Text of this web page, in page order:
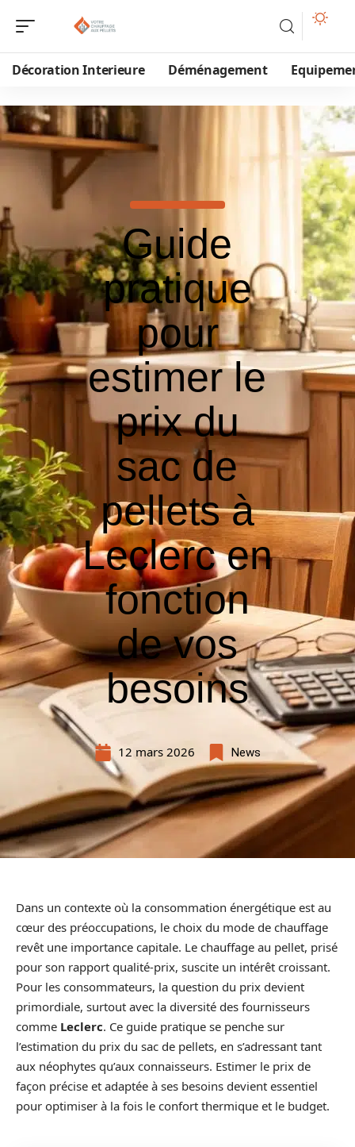
Décoration Interieure Déménagement
Guide
pratique
pour
estimer le
prix du
sac de
pellets à
Leclerc en
fonction
de vos
besoins
12 mars 2026 News
Dans un contexte où la consommation énergétique est au
cœur des préoccupations, le choix du mode de chauffage
revêt une importance capitale. Le chauffage au pellet, prisé
pour son rapport qualité-prix, suscite un intérêt croissant.
Pour les consommateurs, la question du prix devient
primordiale, surtout avec la diversité des fournisseurs
comme Leclerc. Ce guide pratique se penche sur
l’estimation du prix du sac de pellets, en s’adressant tant
aux néophytes qu’aux connaisseurs. Estimer le prix de
façon précise et adaptée à ses besoins devient essentiel
pour optimiser à la fois le confort thermique et le budget.